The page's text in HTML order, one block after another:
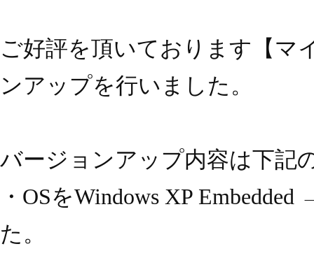
ご好評を頂いております【マ
ンアップを行いました。
バージョンアップ内容は下記
・OSをWindows XP
た。